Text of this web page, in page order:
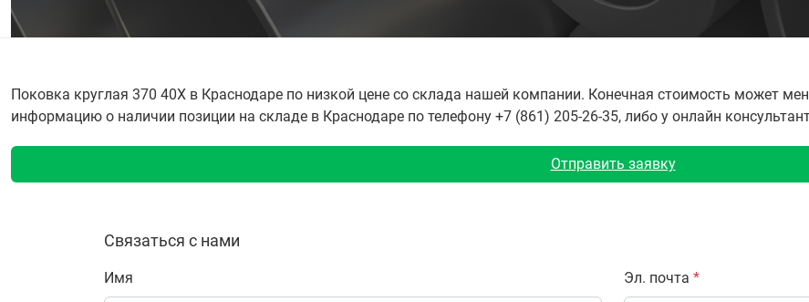
Поковка круглая 370 40Х в Краснодаре по низкой цене со склада нашей компании. Конечная стоимость может
информацию о наличии позиции на складе в Краснодаре по телефону +7 (861) 205-26-35, либо у онлайн
Отправить заявку
Связаться с нами
Имя Эл. почта *